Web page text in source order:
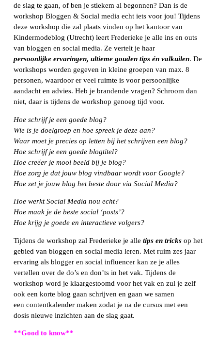
de slag te gaan, of ben je stiekem al begonnen? Dan is de
workshop Bloggen & Social media echt iets voor jou! Tijdens
deze workshop die zal plaats vinden op het kantoor van
Kindermodeblog (Utrecht) leert Frederieke je alle ins en outs
van bloggen en social media. Ze vertelt je haar
persoonlijke ervaringen, ultieme gouden tips én valkuilen. De
workshops worden gegeven in kleine groepen van max. 8
personen, waardoor er veel ruimte is voor persoonlijke
aandacht en advies. Heb je brandende vragen? Schroom dan
niet, daar is tijdens de workshop genoeg tijd voor.
Hoe schrijf je een goede blog?
Wie is je doelgroep en hoe spreek je deze aan?
Waar moet je precies op letten bij het schrijven een blog?
Hoe schrijf je een goede blogtitel?
Hoe creëer je mooi beeld bij je blog?
Hoe zorg je dat jouw blog vindbaar wordt voor Google?
Hoe zet je jouw blog het beste door via Social Media?
Hoe werkt Social Media nou echt?
Hoe maak je de beste social ‘posts’?
Hoe krijg je goede en interactieve volgers?
Tijdens de workshop zal Frederieke je alle tips en tricks op het
gebied van bloggen en social media leren. Met ruim zes jaar
ervaring als blogger en social influencer kan ze je alles
vertellen over de do’s en don’ts in het vak. Tijdens de
workshop word je klaargestoomd voor het vak en zul je zelf
ook een korte blog gaan schrijven en gaan we samen
een contentkalender maken zodat je na de cursus met een
dosis nieuwe inzichten aan de slag gaat.
**Good to know**